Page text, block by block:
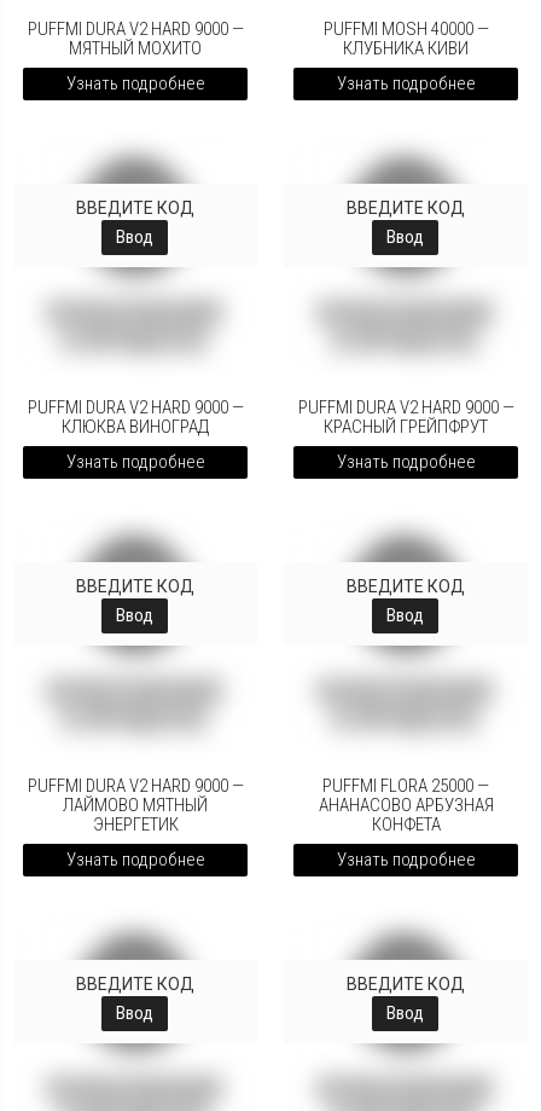
PUFFMI DURA V2 HARD 9000 —
МЯТНЫЙ МОХИТО
Узнать подробнее
PUFFMI MOSH 40000 —
КЛУБНИКА КИВИ
Узнать подробнее
ВВЕДИТЕ КОД
Ввод
PUFFMI DURA V2 HARD 9000 —
КЛЮКВА ВИНОГРАД
Узнать подробнее
ВВЕДИТЕ КОД
Ввод
PUFFMI DURA V2 HARD 9000 —
КРАСНЫЙ ГРЕЙПФРУТ
Узнать подробнее
ВВЕДИТЕ КОД
Ввод
PUFFMI DURA V2 HARD 9000 —
ЛАЙМОВО МЯТНЫЙ
ЭНЕРГЕТИК
Узнать подробнее
ВВЕДИТЕ КОД
Ввод
PUFFMI FLORA 25000 —
АНАНАСОВО АРБУЗНАЯ
КОНФЕТА
Узнать подробнее
ВВЕДИТЕ КОД
Ввод
ВВЕДИТЕ КОД
Ввод